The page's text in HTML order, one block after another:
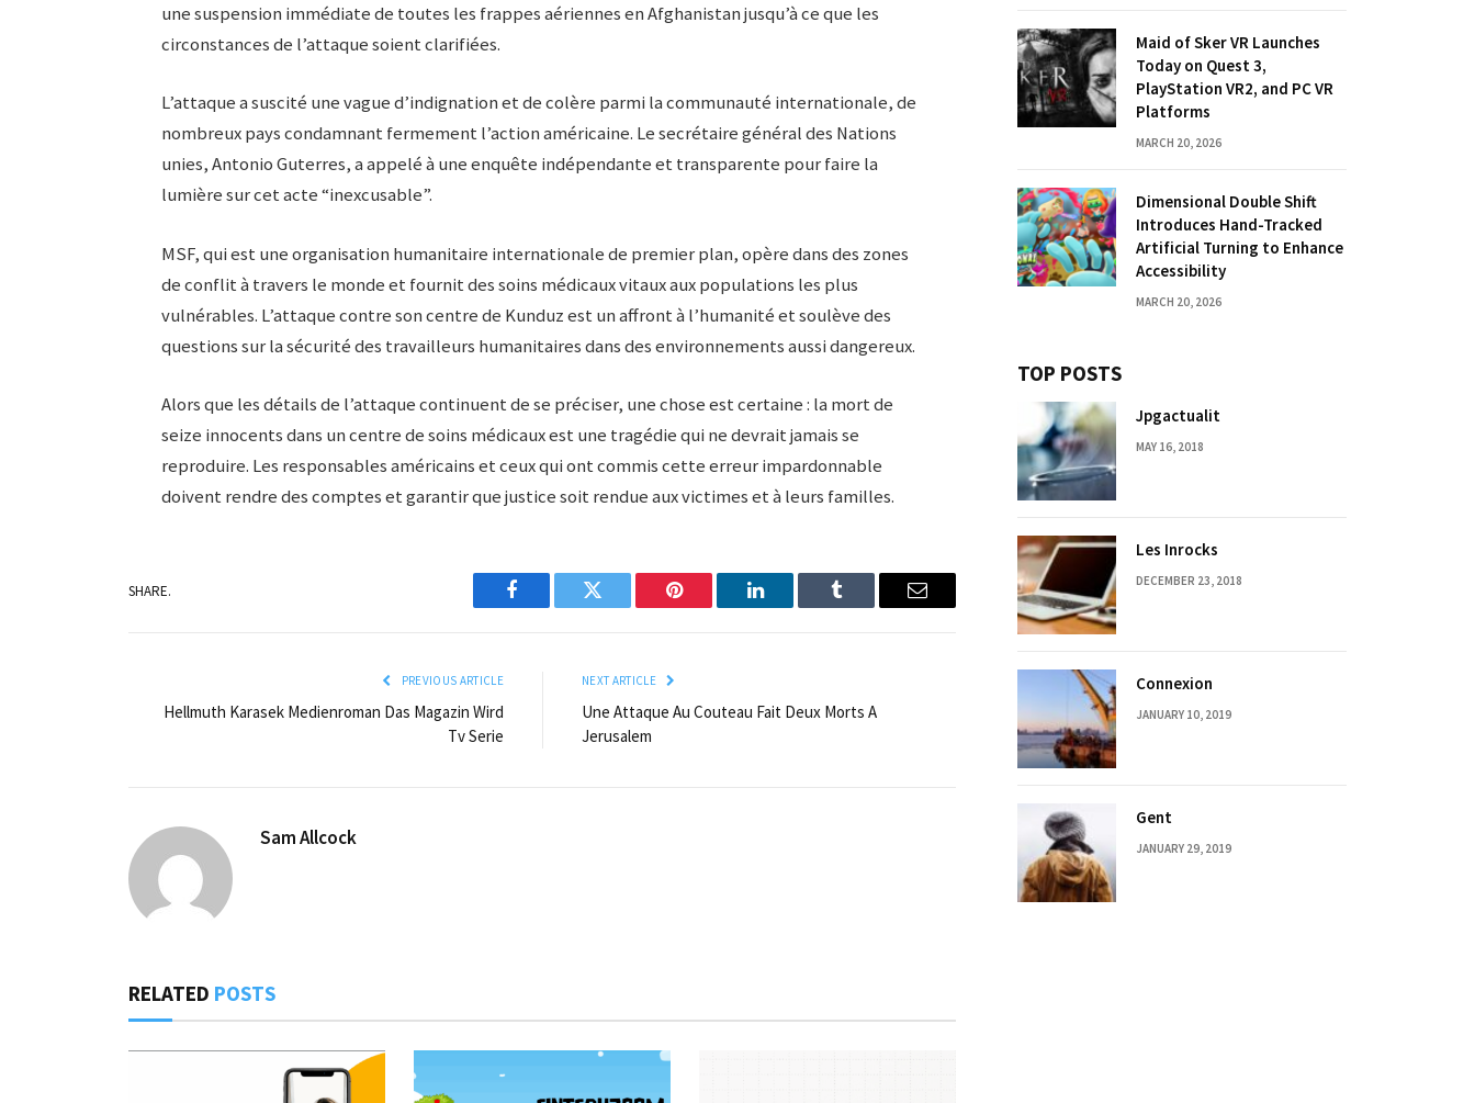
une suspension immédiate de toutes les frappes aériennes en Afghanistan jusqu’à ce que les
circonstances de l’attaque soient clarifiées.
L’attaque a suscité une vague d’indignation et de colère parmi la communauté internationale, de
nombreux pays condamnant fermement l’action américaine. Le secrétaire général des Nations
unies, Antonio Guterres, a appelé à une enquête indépendante et transparente pour faire la
lumière sur cet acte “inexcusable”.
MSF, qui est une organisation humanitaire internationale de premier plan, opère dans des zones
de conflit à travers le monde et fournit des soins médicaux vitaux aux populations les plus
vulnérables. L’attaque contre son centre de Kunduz est un affront à l’humanité et soulève des
questions sur la sécurité des travailleurs humanitaires dans des environnements aussi dangereux.
Alors que les détails de l’attaque continuent de se préciser, une chose est certaine : la mort de
seize innocents dans un centre de soins médicaux est une tragédie qui ne devrait jamais se
reproduire. Les responsables américains et ceux qui ont commis cette erreur impardonnable
doivent rendre des comptes et garantir que justice soit rendue aux victimes et à leurs familles.
SHARE.
Facebook Twitter Pinterest LinkedIn Tumblr Email
PREVIOUS ARTICLE
Hellmuth Karasek Medienroman Das Magazin Wird
Tv Serie
NEXT ARTICLE
Une Attaque Au Couteau Fait Deux Morts A
Jerusalem
Sam Allcock
RELATED POSTS
Maid of Sker VR Launches
Today on Quest 3,
PlayStation VR2, and PC VR
Platforms
MARCH 20, 2026
Dimensional Double Shift
Introduces Hand-Tracked
Artificial Turning to Enhance
Accessibility
MARCH 20, 2026
TOP POSTS
Jpgactualit
MAY 16, 2018
Les Inrocks
DECEMBER 23, 2018
Connexion
JANUARY 10, 2019
Gent
JANUARY 29, 2019